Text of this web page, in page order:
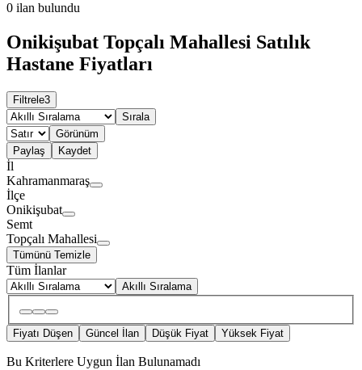
0 ilan bulundu
Onikişubat Topçalı Mahallesi Satılık
Hastane Fiyatları
Filtrele3
Sırala
Görünüm
Paylaş
Kaydet
İl
Kahramanmaraş
İlçe
Onikişubat
Semt
Topçalı Mahallesi
Tümünü Temizle
Tüm İlanlar
Akıllı Sıralama
Fiyatı Düşen Güncel İlan Düşük Fiyat Yüksek Fiyat
Bu Kriterlere Uygun İlan Bulunamadı